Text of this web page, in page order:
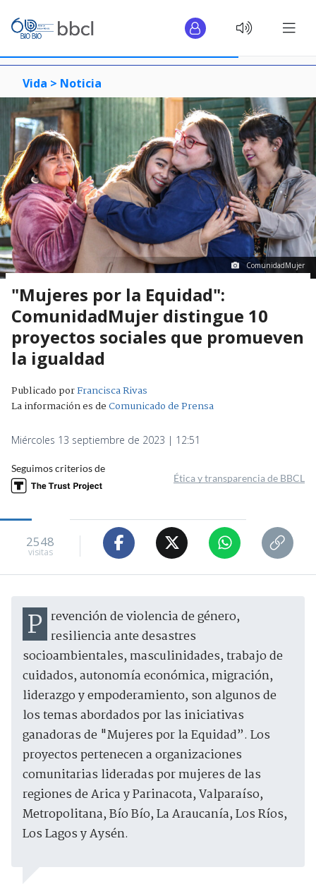
Vida > Noticia
ComunidadMujer
"Mujeres por la Equidad":
ComunidadMujer distingue 10
proyectos sociales que promueven
la igualdad
Publicado porFrancisca Rivas
La información es deComunicado de Prensa
Miércoles 13 septiembre de 2023 | 12:51
Seguimos criterios de
Ética y transparencia de BBCL
2548
visitas
Prevención de violencia de género, resiliencia ante desastres
socioambientales, masculinidades, trabajo de
cuidados, autonomía económica, migración,
liderazgo y empoderamiento, son algunos de
los temas abordados por las iniciativas
ganadoras de "Mujeres por la Equidad”. Los
proyectos pertenecen a organizaciones
comunitarias lideradas por mujeres de las
regiones de Arica y Parinacota, Valparaíso,
Metropolitana, Bío Bío, La Araucanía, Los Ríos,
Los Lagos y Aysén.